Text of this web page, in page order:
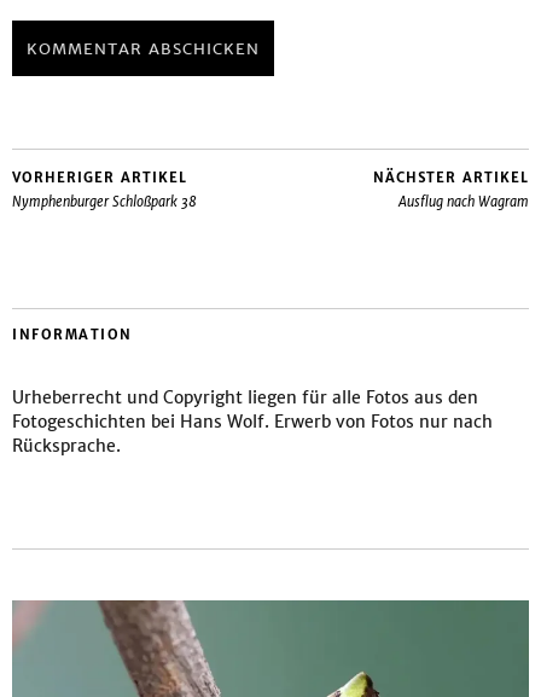
VORHERIGER ARTIKEL
Nymphenburger Schloßpark 38
NÄCHSTER ARTIKEL
Ausflug nach Wagram
INFORMATION
Urheberrecht und Copyright liegen für alle Fotos aus den
Fotogeschichten bei Hans Wolf. Erwerb von Fotos nur nach
Rücksprache.